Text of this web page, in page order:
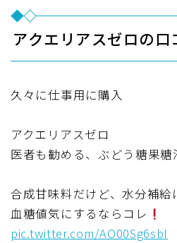
アクエリアスゼロの口
久々に仕事用に購入
アクエリアスゼロ
医者も勧める、ぶどう糖果糖
合成甘味料だけど、水分補給
血糖値気にするならコレ
pic.twitter.com/AO00Sg6sbI